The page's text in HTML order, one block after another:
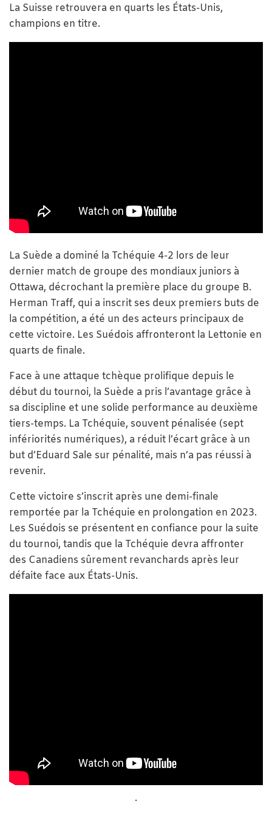
La Suisse retrouvera en quarts les États-Unis,
champions en titre.
La Suède a dominé la Tchéquie 4-2 lors de leur
dernier match de groupe des mondiaux juniors à
Ottawa, décrochant la première place du groupe B.
Herman Traff, qui a inscrit ses deux premiers buts de
la compétition, a été un des acteurs principaux de
cette victoire. Les Suédois affronteront la Lettonie en
quarts de finale.
Face à une attaque tchèque prolifique depuis le
début du tournoi, la Suède a pris l’avantage grâce à
sa discipline et une solide performance au deuxième
tiers-temps. La Tchéquie, souvent pénalisée (sept
infériorités numériques), a réduit l’écart grâce à un
but d’Eduard Sale sur pénalité, mais n’a pas réussi à
revenir.
Cette victoire s’inscrit après une demi-finale
remportée par la Tchéquie en prolongation en 2023.
Les Suédois se présentent en confiance pour la suite
du tournoi, tandis que la Tchéquie devra affronter
des Canadiens sûrement revanchards après leur
défaite face aux États-Unis.
.